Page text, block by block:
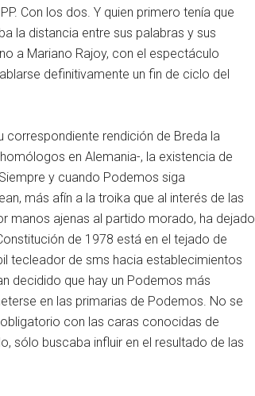
Con los dos. Y quien primero tenía que
la distancia entre sus palabras y sus
a Mariano Rajoy, con el espectáculo
definitivamente un fin de ciclo del
correspondiente rendición de Breda la
en Alemania-, la existencia de
y cuando Podemos siga
más afín a la troika que al interés de las
manos ajenas al partido morado, ha dejado
de 1978 está en el tejado de
tecleador de sms hacia establecimientos
decidido que hay un Podemos más
en las primarias de Podemos. No se
con las caras conocidas de
sólo buscaba influir en el resultado de las